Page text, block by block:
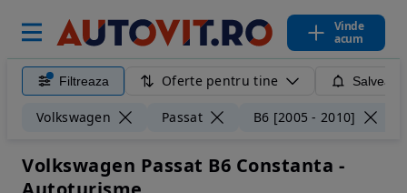
Vinde
acum
Filtreaza Oferte pentru tine
Volkswagen Passat B6 [2005 - 2010]
Volkswagen Passat B6 Constanta -